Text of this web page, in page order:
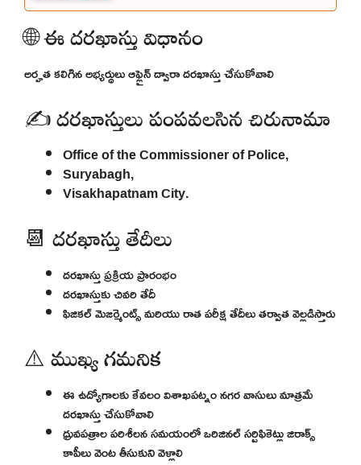
🌐 ఈ దరఖాస్తు విధానం
అర్హత కలిగిన అభ్యర్థులు ఆఫ్లైన్ ద్వారా దరఖాస్తు చేసుకోవాలి
✍️ దరఖాస్తులు పంపవలసిన చిరునామా
Office of the Commissioner of Police,
Suryabagh,
Visakhapatnam City.
📆 దరఖాస్తు తేదీలు
దరఖాస్తు ప్రక్రియ ప్రారంభం
దరఖాస్తుకు చివరి తేదీ
ఫిజికల్ మెజర్మెంట్స్ మరియు రాత పరీక్ష తేదీలు తర్వాత వెల్లడిస్తారు
⚠️ ముఖ్య గమనిక
ఈ ఉద్యోగాలకు కేవలం విశాఖపట్నం నగర వాసులు మాత్రమే
దరఖాస్తు చేసుకోవాలి
ధ్రువపత్రాల పరిశీలన సమయంలో ఒరిజినల్ సర్టిఫికెట్లు జిరాక్స్
కాపీలు వెంట తీసుకుని వెళ్లాలి